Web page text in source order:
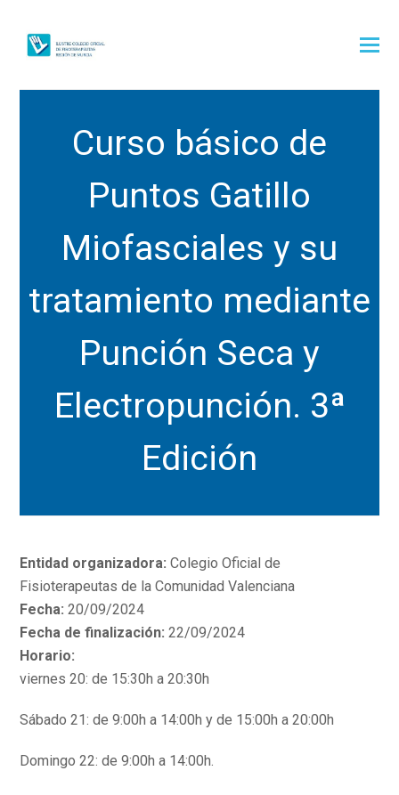
Curso básico de
Puntos Gatillo
Miofasciales y su
tratamiento mediante
Punción Seca y
Electropunción. 3ª
Edición
Entidad organizadora: Colegio Oficial de
Fisioterapeutas de la Comunidad Valenciana
Fecha: 20/09/2024
Fecha de finalización: 22/09/2024
Horario:
viernes 20: de 15:30h a 20:30h
Sábado 21: de 9:00h a 14:00h y de 15:00h a 20:00h
Domingo 22: de 9:00h a 14:00h.